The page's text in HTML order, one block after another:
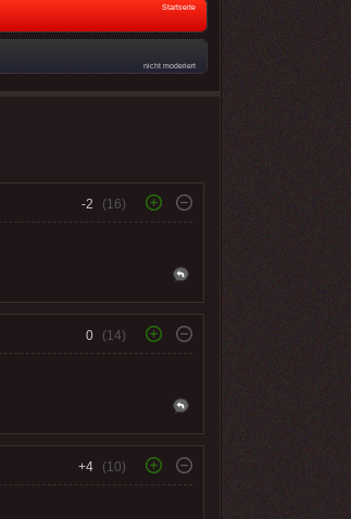
Startseite
nicht moderiert
-2 (16)
0 (14)
+4 (10)